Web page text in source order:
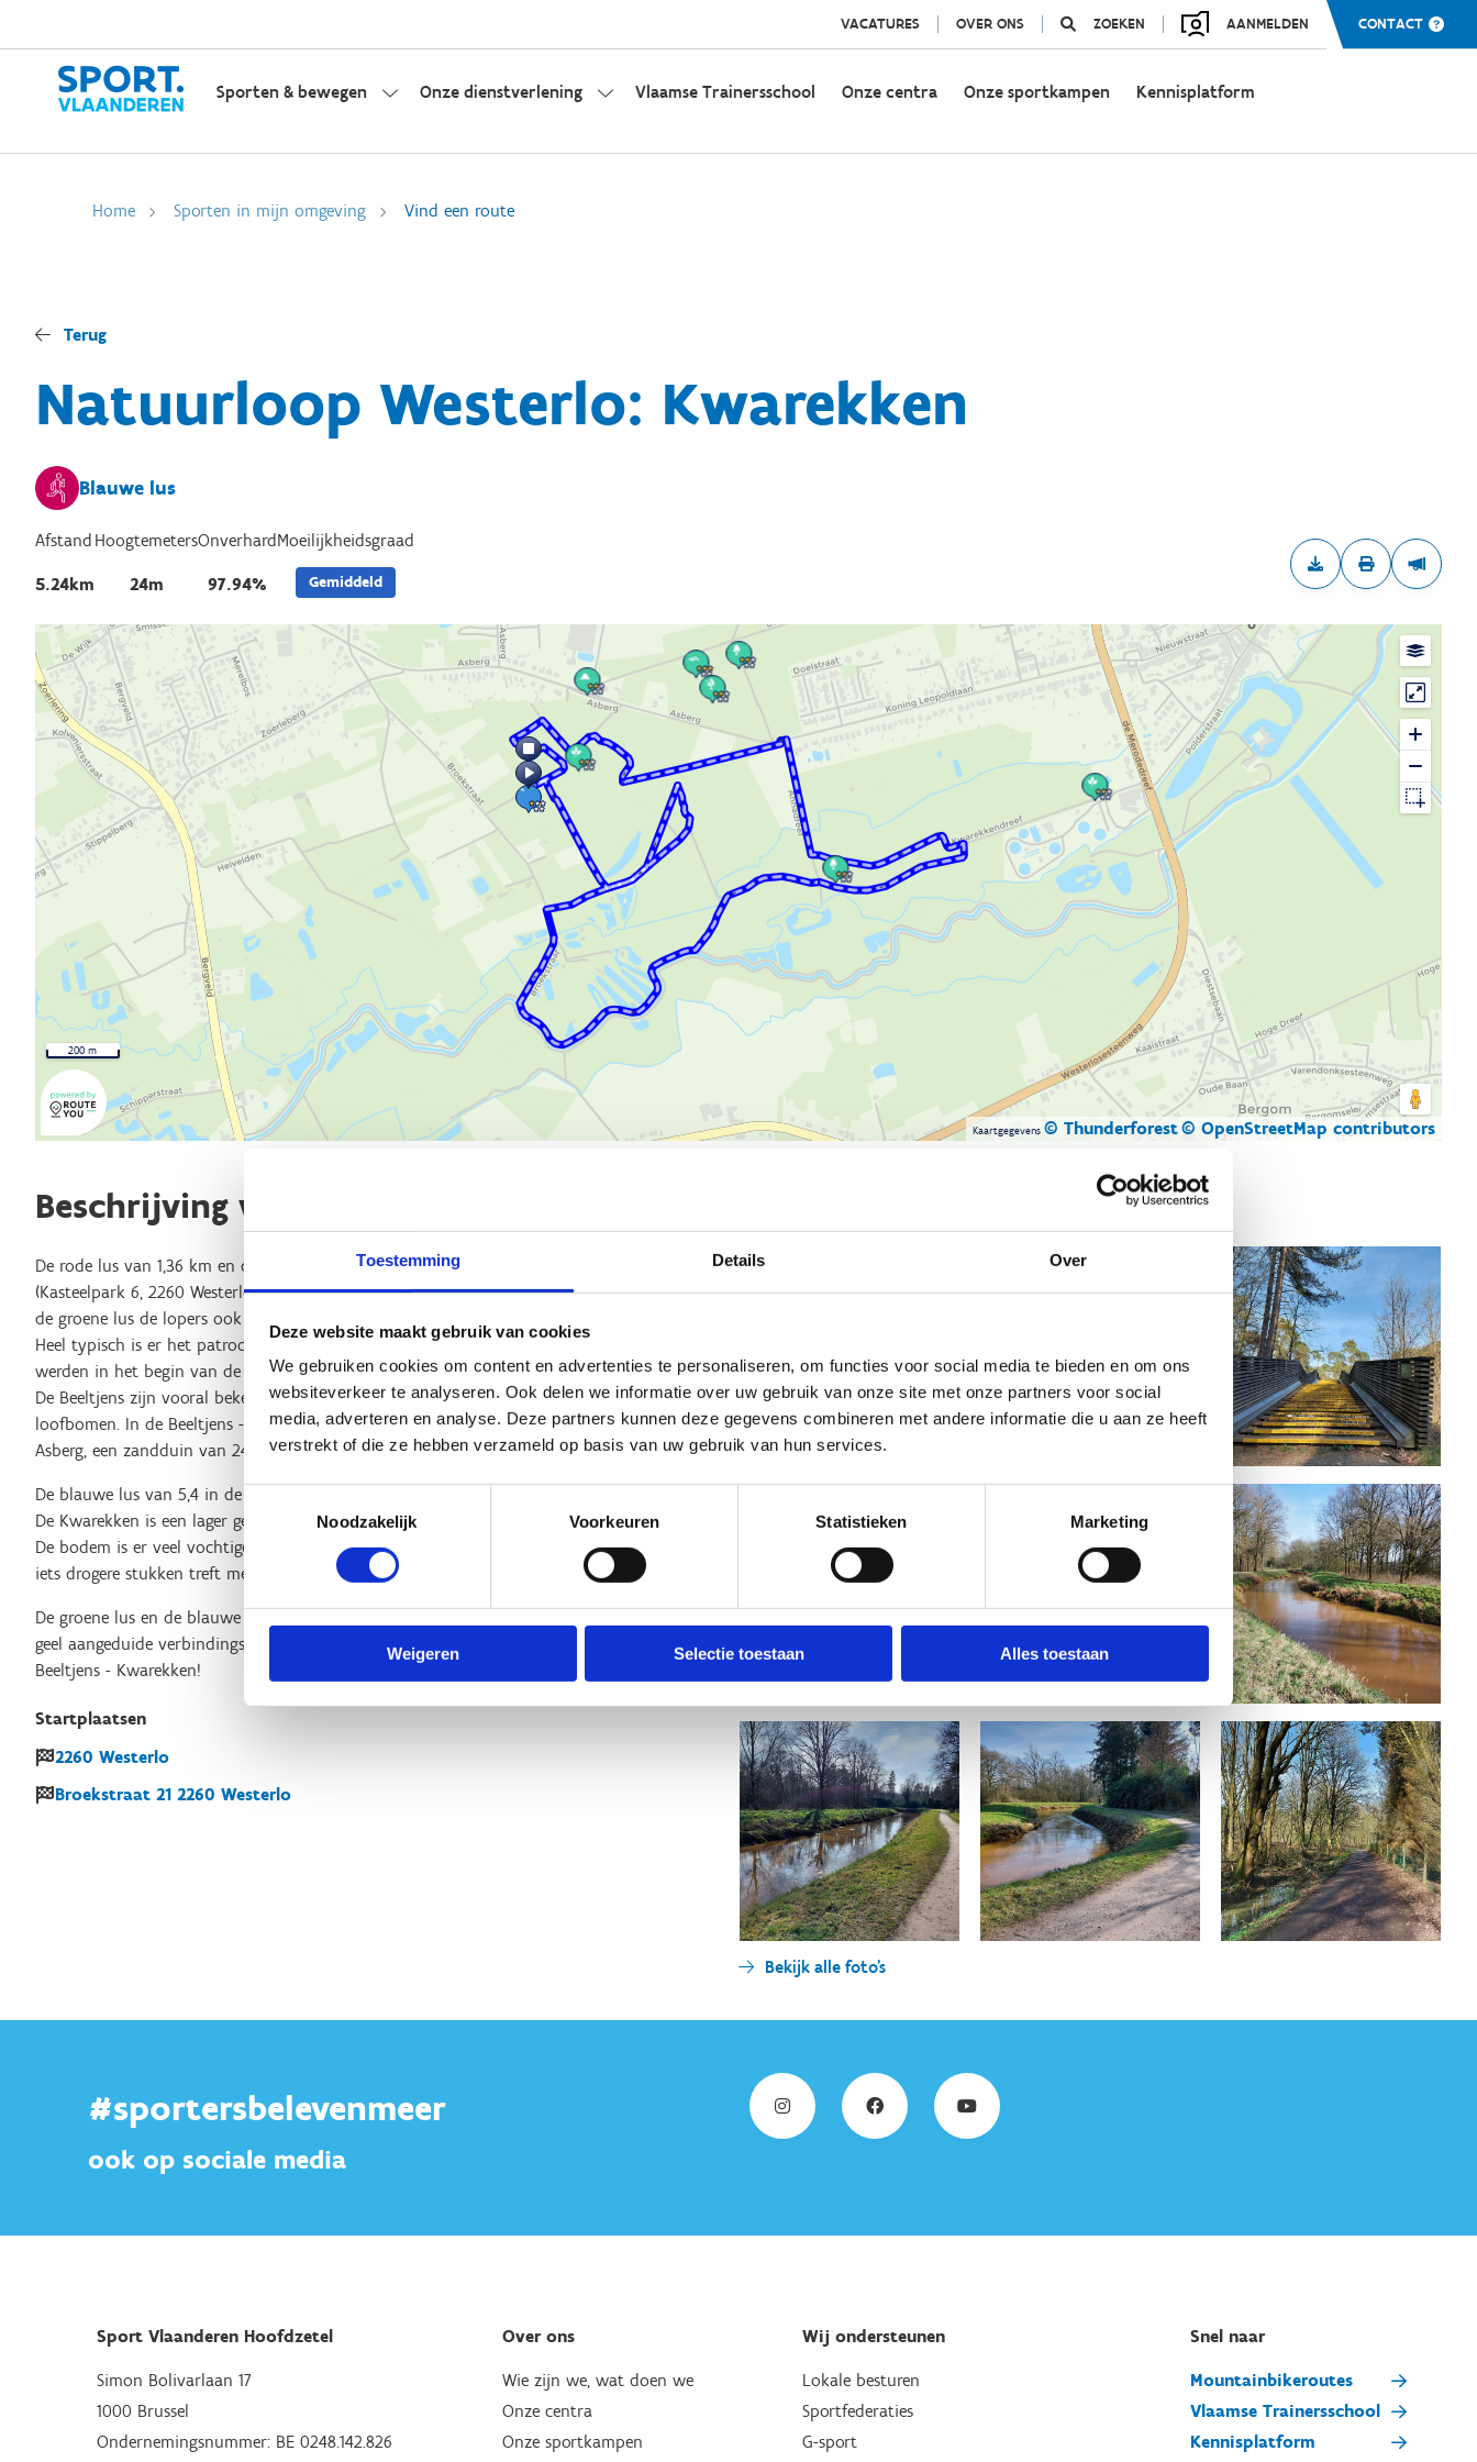
Toestemming Details Over
Deze website maakt gebruik van cookies
We gebruiken cookies om content en advertenties te personaliseren, om functies voor social media te bieden en om ons
websiteverkeer te analyseren. Ook delen we informatie over uw gebruik van onze site met onze partners voor social
media, adverteren en analyse. Deze partners kunnen deze gegevens combineren met andere informatie die u aan ze heeft
verstrekt of die ze hebben verzameld op basis van uw gebruik van hun services.
Noodzakelijk
Voorkeuren Statistieken Marketing
Weigeren Selectie toestaan Alles toestaan
VACATURES OVER ONS ZOEKEN AANMELDEN CONTACT
Sporten & bewegen Onze dienstverlening Vlaamse Trainersschool Onze centra Onze sportkampen Kennisplatform
Home Sporten in mijn omgeving Vind een route
Terug
Natuurloop Westerlo: Kwarekken
Blauwe lus
Afstand
5.24km
Hoogtemeters
24m
Onverhard
97.94%
Moeilijkheidsgraad
Gemiddeld
Kaartgegevens © Thunderforest© OpenStreetMap contributors
200 m
Beschrijving van de route
De rode lus van 1,36 km en de groene lus van 5 km starten aan het Sportpark De Beeltjens
(Kasteelpark 6, 2260 Westerlo). De rode lus doorkruist vooral het sport- en kasteelpark, terwijl
de groene lus de lopers ook meeneemt doorheen het afwisseldende natuurgebied De Beeltjens.
Heel typisch is er het patroon van de dreven in de vorm van een ster. De eerste dreven
werden in het begin van de 18de eeuw aangelegd door Jan Philips Eugeen de Merode.
De Beeltjens zijn vooral bekend omwille van de grote verscheidenheid aan naald- en
loofbomen. In de Beeltjens - Kwarekken ligt ook het hoogste punt van de gemeente, de
Asberg, een zandduin van 24 meter hoog.
De blauwe lus van 5,4 in de Kwarekken start aan TC Westerlo (Broekstraat 21, 2260 Westerlo).
De Kwarekken is een lager gelegen natuurgebied dat aansluit bij de vallei van de Grote Nete.
De bodem is er veel vochtiger en er komen dan ook verschillende moerasplanten voor. Op de
iets drogere stukken treft men eiken, beuken en dennen aan.
De groene lus en de blauwe lus kunnen gecombineerd worden door gebruik te maken van het
geel aangeduide verbindingstraject van 370 m. Kortom, variatie troef in de 127 hectare van de
Beeltjens - Kwarekken!
Startplaatsen
2260 Westerlo
Broekstraat 21 2260 Westerlo
Bekijk alle foto's
#sportersbelevenmeer
ook op sociale media
Sport Vlaanderen Hoofdzetel
Simon Bolivarlaan 17
1000 Brussel
Ondernemingsnummer: BE 0248.142.826
Over ons
Wie zijn we, wat doen we
Onze centra
Onze sportkampen
Wij ondersteunen
Lokale besturen
Sportfederaties
G-sport
Snel naar
Mountainbikeroutes
Vlaamse Trainersschool
Kennisplatform